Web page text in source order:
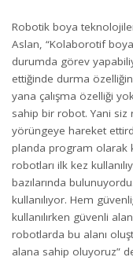
Robotik boya
Aslan, “Kolaborotif
durumda görev
ettiğinde durma
yana çalışma özelliği
sahip bir robot. Yani siz
yörüngeye hareket
planda program olarak
robotları ilk kez
bazılarında
kullanılıyor. Hem
kullanılırken güvenli
robotlarda bu alanı
alana sahip oluyoruz”